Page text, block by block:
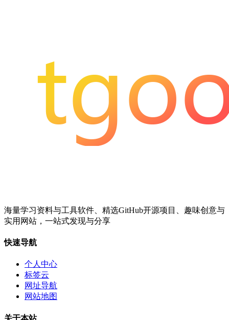
海量学习资料与工具软件、精选GitHub开源项目、趣味创意与
实用网站，一站式发现与分享
快速导航
个人中心
标签云
网址导航
网站地图
关于本站